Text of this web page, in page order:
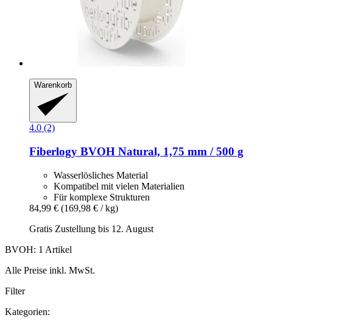
Warenkorb
4.0 (2)
Fiberlogy BVOH Natural, 1,75 mm / 500 g
Wasserlösliches Material
Kompatibel mit vielen Materialien
Für komplexe Strukturen
84,99 € (169,98 € / kg)
Gratis Zustellung bis 12. August
BVOH: 1 Artikel
Alle Preise inkl. MwSt.
Filter
Kategorien: